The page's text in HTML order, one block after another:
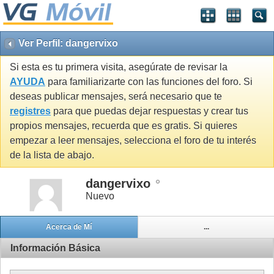
Ver Perfil: dangervixo
Si esta es tu primera visita, asegúrate de revisar la
AYUDA para familiarizarte con las funciones del foro. Si
deseas publicar mensajes, será necesario que te
registres para que puedas dejar respuestas y crear tus
propios mensajes, recuerda que es gratis. Si quieres
empezar a leer mensajes, selecciona el foro de tu interés
de la lista de abajo.
dangervixo
Nuevo
Acerca de Mí ...
Información Básica